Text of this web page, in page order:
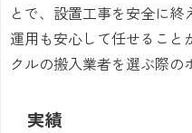
とで、設置工事を安全に
運用も安心して任せること
クルの搬入業者を選ぶ際の
実績